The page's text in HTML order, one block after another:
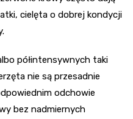
cielęta o dobrej kondycji
półintensywnych taki
nie są przesadnie
odchowie
bez nadmiernych